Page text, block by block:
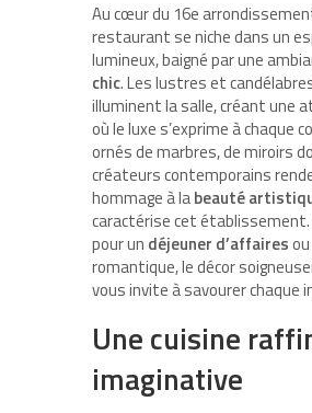
Au cœur du 16e
restaurant se niche dans un
lumineux, baigné par une
chic. Les lustres et
illuminent la salle, créant une
où le luxe s’exprime à chaque
ornés de marbres, de miroirs
créateurs contemporains
hommage à labeauté
caractérise cet établissement.
pour un déjeuner d’affaires
romantique, le décor
vous invite à savourer chaque
Une cuisine
imaginative